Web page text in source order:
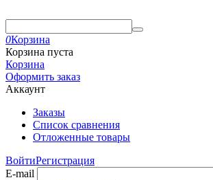
0Корзина
Корзина пуста
Корзина
Оформить заказ
Аккаунт
Заказы
Список сравнения
Отложенные товары
ВойтиРегистрация
E-mail